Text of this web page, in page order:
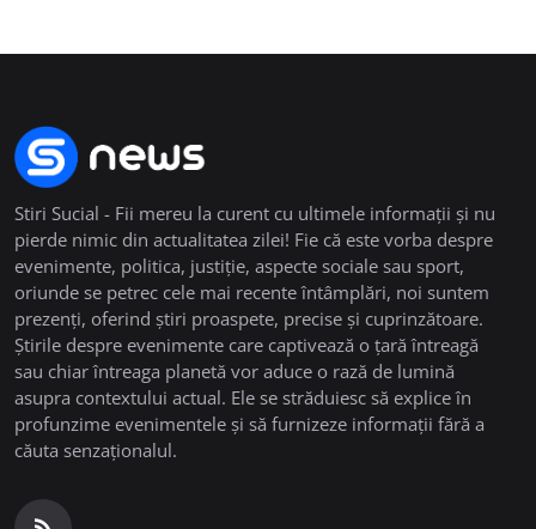
Stiri Sucial - Fii mereu la curent cu ultimele informații și nu
pierde nimic din actualitatea zilei! Fie că este vorba despre
evenimente, politica, justiție, aspecte sociale sau sport,
oriunde se petrec cele mai recente întâmplări, noi suntem
prezenți, oferind știri proaspete, precise și cuprinzătoare.
Știrile despre evenimente care captivează o țară întreagă
sau chiar întreaga planetă vor aduce o rază de lumină
asupra contextului actual. Ele se străduiesc să explice în
profunzime evenimentele și să furnizeze informații fără a
căuta senzaționalul.